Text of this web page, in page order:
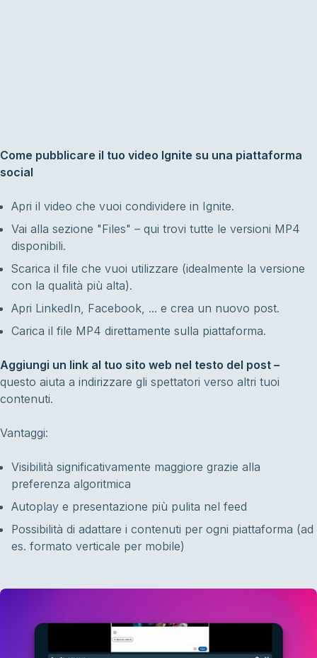
Come pubblicare il tuo video Ignite su una piattaforma
social
Apri il video che vuoi condividere in Ignite.
Vai alla sezione "Files" – qui trovi tutte le versioni MP4
disponibili.
Scarica il file che vuoi utilizzare (idealmente la versione
con la qualità più alta).
Apri LinkedIn, Facebook, ... e crea un nuovo post.
Carica il file MP4 direttamente sulla piattaforma.
Aggiungi un link al tuo sito web nel testo del post –
questo aiuta a indirizzare gli spettatori verso altri tuoi
contenuti.
Vantaggi:
Visibilità significativamente maggiore grazie alla
preferenza algoritmica
Autoplay e presentazione più pulita nel feed
Possibilità di adattare i contenuti per ogni piattaforma (ad
es. formato verticale per mobile)